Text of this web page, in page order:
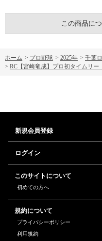
この商品に
ホーム > プロ野球 > 2025年 > 千葉
> RC【宮崎竜成】プロ初タイムリー
新規会員登録
ログイン
このサイトについて
初めての方へ
規約について
プライバシーポリシー
利用規約